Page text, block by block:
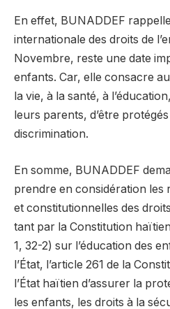
En effet, BUNADDEF
internationale des droits de
Novembre, reste une date
enfants. Car, elle consacre
la vie, à la santé, à
leurs parents, d’être
discrimination.
En somme, BUNADDEF
prendre en considération les
et constitutionnelles des
tant par la Constitution
1, 32-2) sur l’éducation des
l’État, l’article 261 de la
l’État haïtien d’assurer la
les enfants, les droits à la